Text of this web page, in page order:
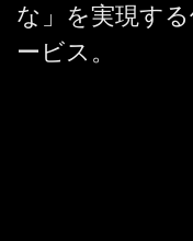
な」を実現す
ービス。